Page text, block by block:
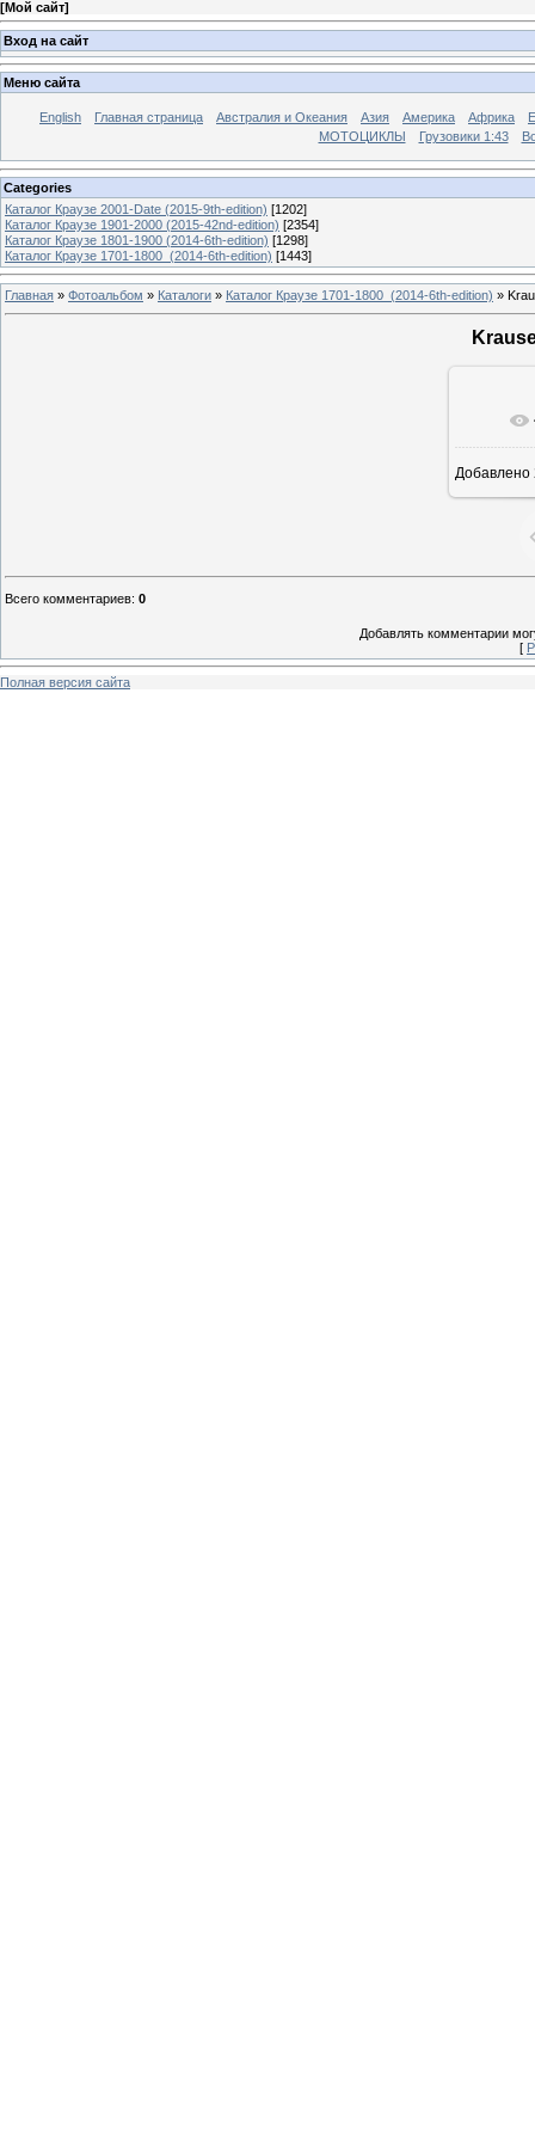
[Мой сайт]
Вход на сайт
Меню сайта
English Главная страница Австралия и Океания Азия Америка Африка
МОТОЦИКЛЫ
Грузовики 1:43
Categories
Каталог Краузе 2001-Date (2015-9th-edition) [1202]
Каталог Краузе 1901-2000 (2015-42nd-edition) [2354]
Каталог Краузе 1801-1900 (2014-6th-edition) [1298]
Каталог Краузе 1701-1800_(2014-6th-edition) [1443]
Главная » Фотоальбом » Каталоги » Каталог Краузе 1701-1800_(2014-6th-edition) »
Добавлено
Всего комментариев: 0
Добавлять комментарии
[
Полная версия сайта